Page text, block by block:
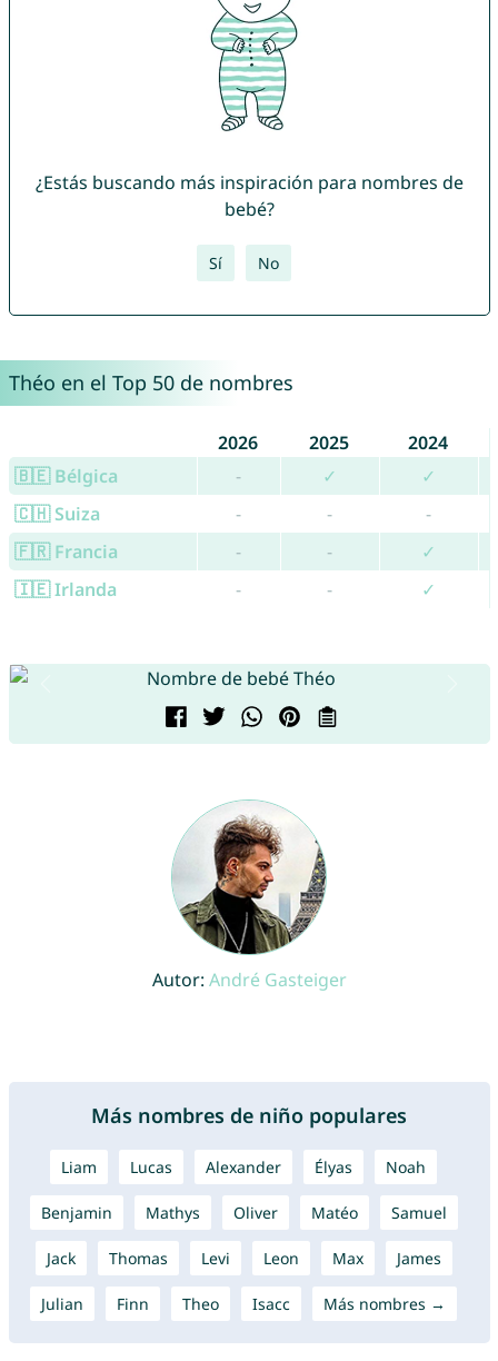
¿Estás buscando más inspiración para nombres de
bebé?
Sí No
Théo en el Top 50 de nombres
2026 2025
2024
🇧🇪 Bélgica
- ✓
✓
🇨🇭 Suiza
- -
-
🇫🇷 Francia
- -
✓
🇮🇪 Irlanda
- - ✓
Autor: André Gasteiger
Más nombres de niño populares
Liam Lucas Alexander Élyas Noah
Benjamin Mathys Oliver Matéo Samuel
Jack Thomas Levi Leon Max James
Julian Finn Theo Isacc Más nombres →